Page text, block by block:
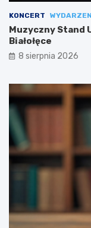
KONCERT
Muzyczny Stand
Białołęce
8 sierpnia 2026